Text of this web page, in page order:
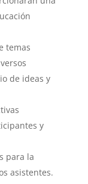
temas
de ideas y
y
para la
asistentes.